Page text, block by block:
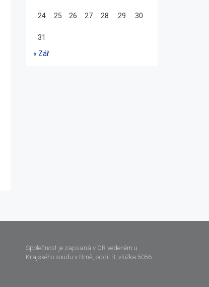
24 25 26 27 28 29 30
31
« Zář
Společnost je zapsaná v OR vedeném u
Krajského soudu v Brně, oddíl B, vložka 5056